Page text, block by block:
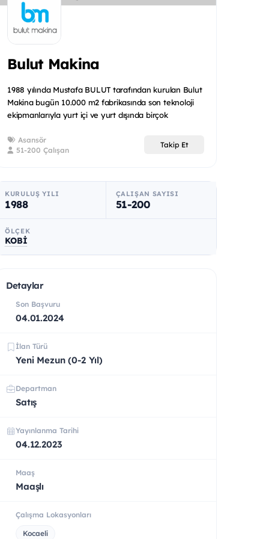
Bulut Makina
1988 yılında Mustafa BULUT tarafından kurulan Bulut
Makina bugün 10.000 m2 fabrikasında son teknoloji
ekipmanlarıyla yurt içi ve yurt dışında birçok
Asansör
51-200 Çalışan
Takip Et
KURULUŞ YILI
1988
ÇALIŞAN SAYISI
51-200
ÖLÇEK
KOBİ
Detaylar
Son Başvuru
04.01.2024
İlan Türü
Yeni Mezun (0-2 Yıl)
Departman
Satış
Yayınlanma Tarihi
04.12.2023
Maaş
Maaşlı
Çalışma Lokasyonları
Kocaeli